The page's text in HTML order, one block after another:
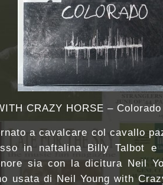
CRAZY HORSE –
a cavalcare col cavallo
in naftalina Billy Talbot e
sia con la dicitura Neil
usata di Neil Young with